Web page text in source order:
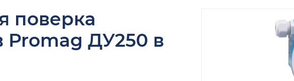
поверка
Promag ДУ250 в